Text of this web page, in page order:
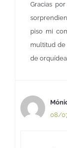
Gracias
piso mi
multitud de
de
08/